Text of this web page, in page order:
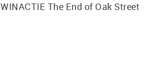
WINACTIE The End of Oak Street